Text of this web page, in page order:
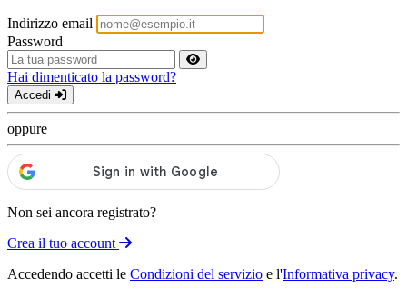
Indirizzo email
Password
Hai dimenticato la password?
Accedi
oppure
Non sei ancora registrato?
Crea il tuo account
Accedendo accetti le Condizioni del servizio e l'Informativa privacy.